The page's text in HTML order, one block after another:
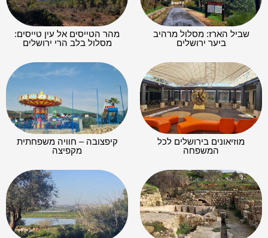
שביל הארז: מסלול מרהיב
ביער ירושלים
מהר הטייסים אל עין טייסים:
מסלול בלב הרי ירושלים
מוזיאונים בירושלים לכל
המשפחה
קיפצובה – חוויה משפחתית
מקפיצה